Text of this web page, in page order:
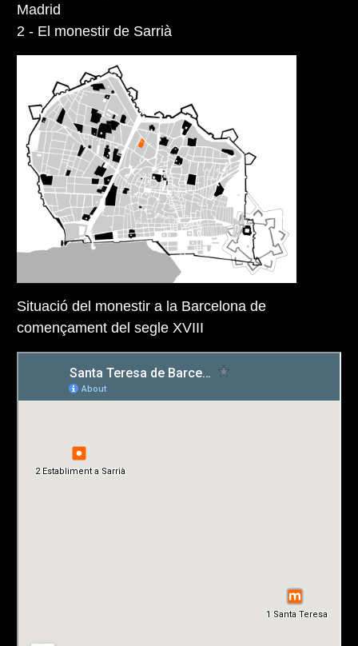
Madrid
2 - El monestir de Sarrià
Situació del monestir a la Barcelona de
començament del segle XVIII